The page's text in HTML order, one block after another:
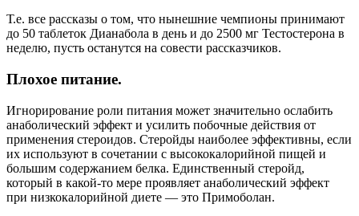
Т.е. все рассказы о том, что нынешние чемпионы принимают
до 50 таблеток Дианабола в день и до 2500 мг Тестостерона в
неделю, пусть останутся на совести рассказчиков.
Плохое питание.
Игнорирование роли питания может значительно ослабить
анаболический эффект и усилить побочные действия от
применения стероидов. Стеройды наиболее эффективны, если
их используют в сочетании с высококалорийной пищей и
большим содержанием белка. Единственный стеройд,
который в какой-то мере проявляет анаболический эффект
при низкокалорийной диете — это Примоболан.